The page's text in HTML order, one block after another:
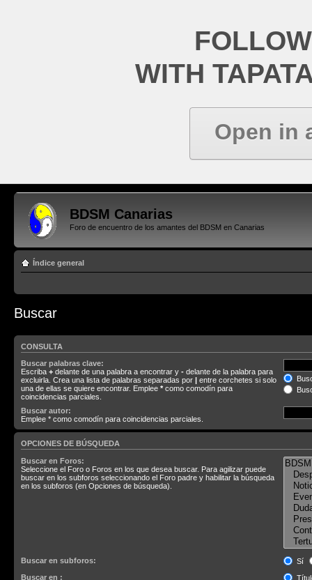
WITH
Open in
BDSM Canarias
Foro de encuentro de los amantes del BDSM en Canarias
Índice general
Buscar
CONSULTA
Buscar palabras clave:
Escriba + delante de una palabra a encontrar y - delante de la palabra para
excluirla. Crea una lista de palabras separadas por | entre corchetes si solo
una de ellas se quiere encontrar. Emplee * como comodín para
coincidencias parciales.
Buscar autor:
Emplee * como comodín para coincidencias parciales.
OPCIONES DE BÚSQUEDA
Buscar en Foros:
Seleccione el Foro o Foros en los que desea buscar. Para agilizar puede
buscar en los subforos seleccionando el Foro padre y habilitar la búsqueda
en los subforos (en Opciones de búsqueda).
Buscar en subforos:
Sí
Buscar en :